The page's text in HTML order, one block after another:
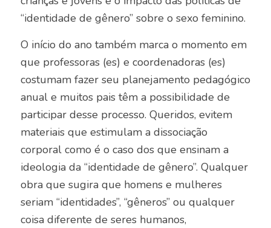
“identidade de gênero” sobre o sexo feminino.
O início do ano também marca o momento em
que professoras (es) e coordenadoras (es)
costumam fazer seu planejamento pedagógico
anual e muitos pais têm a possibilidade de
participar desse processo. Queridos, evitem
materiais que estimulam a dissociação
corporal como é o caso dos que ensinam a
ideologia da “identidade de gênero”. Qualquer
obra que sugira que homens e mulheres
seriam “identidades”, “gêneros” ou qualquer
coisa diferente de seres humanos,